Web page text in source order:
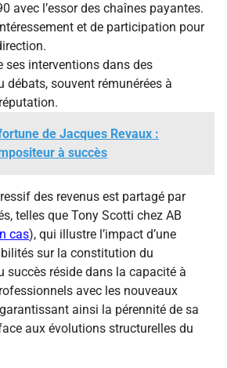
avec l’essor des chaînes payantes.
et de participation pour
ses interventions dans des
débats, souvent rémunérées à
de Jacques Revaux :
à succès
des revenus est partagé par
telles que Tony Scotti chez AB
cas), qui illustre l’impact d’une
sur la constitution du
succès réside dans la capacité à
avec les nouveaux
ainsi la pérennité de sa
aux évolutions structurelles du